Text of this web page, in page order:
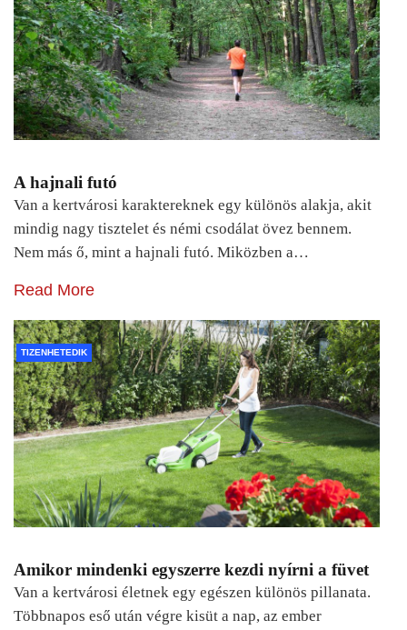
A hajnali futó
Van a kertvárosi karaktereknek egy különös alakja, akit
mindig nagy tisztelet és némi csodálat övez bennem.
Nem más ő, mint a hajnali futó. Miközben a…
Read More
TIZENHETEDIK
Amikor mindenki egyszerre kezdi nyírni a füvet
Van a kertvárosi életnek egy egészen különös pillanata.
Többnapos eső után végre kisüt a nap, az ember